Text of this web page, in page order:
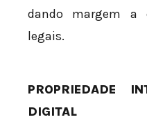
dando margem a
legais.
PROPRIEDADE
DIGITAL